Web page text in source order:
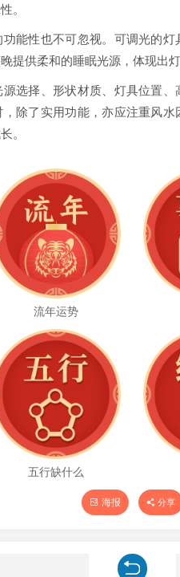
。
能性也不可忽视。可调光的
提供柔和的睡眠光源，体现出
选择、形状材质、灯具位置
除了实用功能，亦应注重风
。
流年运势
五行缺什么
海报 分享